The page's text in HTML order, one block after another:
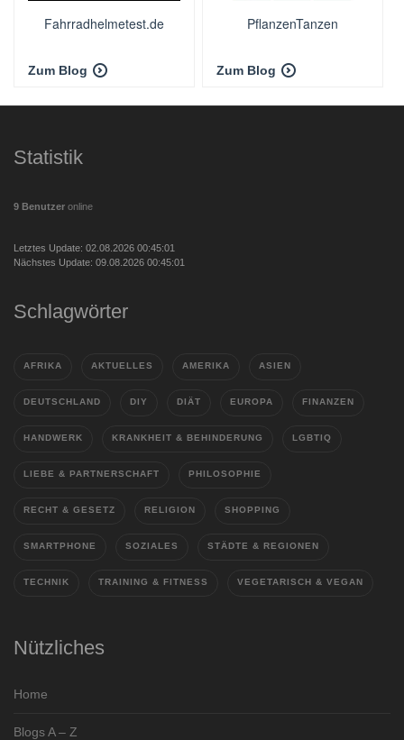
Fahrradhelmetest.de
Zum Blog
PflanzenTanzen
Zum Blog
Statistik
9 Benutzer online
Letztes Update: 02.08.2026 00:45:01
Nächstes Update: 09.08.2026 00:45:01
Schlagwörter
AFRIKA AKTUELLES AMERIKA ASIEN
DEUTSCHLAND DIY DIÄT EUROPA FINANZEN
HANDWERK KRANKHEIT & BEHINDERUNG LGBTIQ
LIEBE & PARTNERSCHAFT PHILOSOPHIE
RECHT & GESETZ RELIGION SHOPPING
SMARTPHONE SOZIALES STÄDTE & REGIONEN
TECHNIK TRAINING & FITNESS VEGETARISCH & VEGAN
Nützliches
Home
Blogs A – Z